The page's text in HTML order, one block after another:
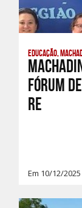
Educação,
Fórum
re
Em 10/12/2025